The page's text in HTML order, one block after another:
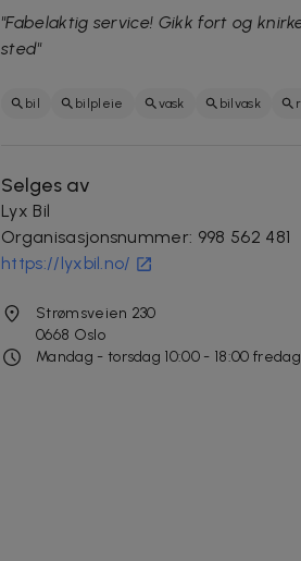
"Fabelaktig service! Gikk fort og
sted"
bil bilpleie vask bilvask
Selges av
Lyx Bil
Organisasjonsnummer: 998 562 481
https://lyxbil.no/
Strømsveien 230
0668 Oslo
Mandag - torsdag 10:00 - 18:00 fredag